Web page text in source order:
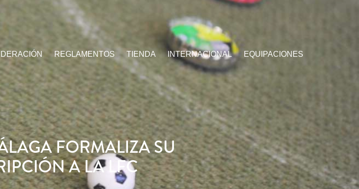
REGLAMENTOS TIENDA INTERNACIONAL EQUIPACIONES
FORMALIZA SU
A LA LFC